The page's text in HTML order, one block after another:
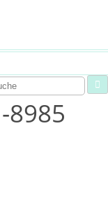
8985